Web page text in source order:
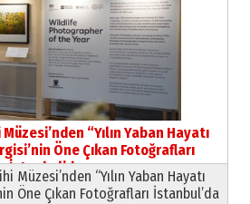
ÜÇ KIZI
Perşembe
Sebahattin Şirin’e
Pazartesi
“Yılın Yaban Hayatı
Öne Çıkan Fotoğrafları
İstanbul’da
Müzesi’nden “Yılın Yaban Hayatı
Öne Çıkan Fotoğrafları İstanbul’da